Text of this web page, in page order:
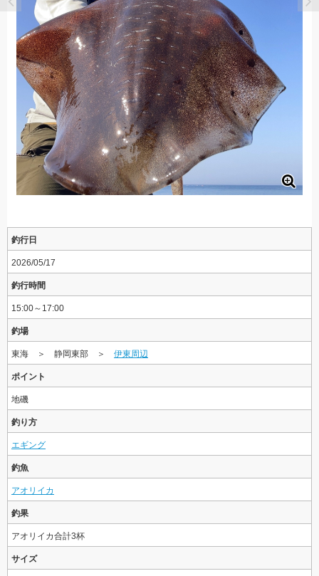
釣行日
2026/05/17
釣行時間
15:00～17:00
釣場
東海 ＞ 静岡東部 ＞ 伊東周辺
ポイント
地磯
釣り方
エギング
釣魚
アオリイカ
釣果
アオリイカ合計3杯
サイズ